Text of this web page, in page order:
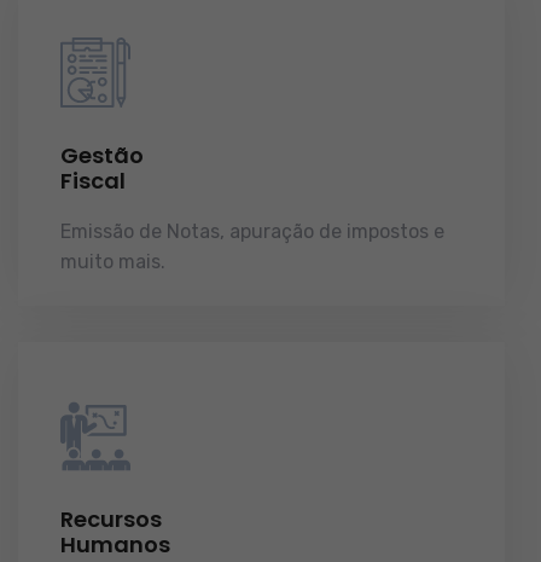
Gestão
Fiscal
Emissão de Notas, apuração de impostos e
muito mais.
Recursos
Humanos